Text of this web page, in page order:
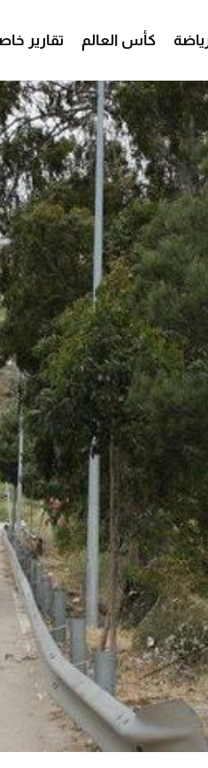
كأس العالم تقارير